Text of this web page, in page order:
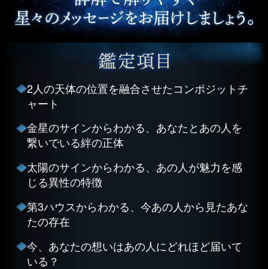
2人の天体の位置を融合させたコンポジットチ
ャート
金星のサインからわかる、あなたとあの人を
繋いでいる絆の正体
太陽のサインからわかる、あの人が魅力を感
じる異性の特徴
第3ハウスからわかる、今あの人から見たあな
たの存在
今、あなたの想いはあの人にどれほど届いて
いる？